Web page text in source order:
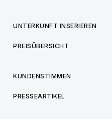
UNTERKUNFT INSERIEREN
PREISÜBERSICHT
KUNDENSTIMMEN
PRESSEARTIKEL